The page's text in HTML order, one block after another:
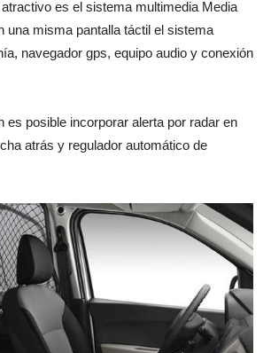
es el sistema multimedia Media
una misma pantalla táctil el sistema
navegador gps, equipo audio y conexión
es posible incorporar alerta por radar en
atrás y regulador automático de